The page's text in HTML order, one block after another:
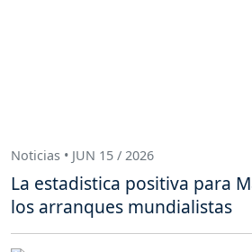
Noticias • JUN 15 / 2026
La estadistica positiva para
los arranques mundialistas